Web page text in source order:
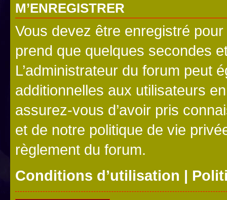
M’ENREGISTRER
Vous devez être enregistré
prend que quelques secondes
L’administrateur du forum peut
additionnelles aux utilisateurs
assurez-vous d’avoir pris
et de notre politique de vie
règlement du forum.
Conditions d’utilisation |